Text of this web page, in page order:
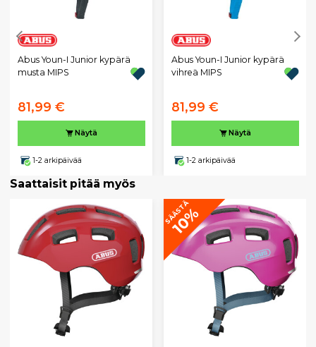
Abus Youn-I Junior kypärä
musta MIPS
81,99 €
Näytä
1-2 arkipäivää
Abus Youn-I Junior kypärä
vihreä MIPS
81,99 €
Näytä
1-2 arkipäivää
Saattaisit pitää myös
SÄÄSTÄ
10%